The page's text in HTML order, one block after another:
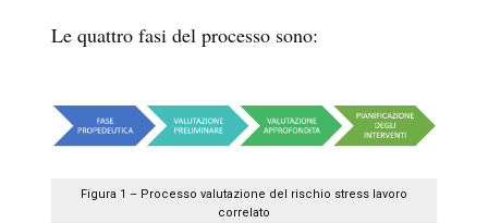
Le quattro fasi del processo sono:
Figura 1 – Processo valutazione del rischio stress lavoro
correlato